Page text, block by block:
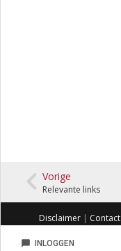
Vorige
Relevante links
Disclaimer | Contact
chat_bubble INLOGGEN